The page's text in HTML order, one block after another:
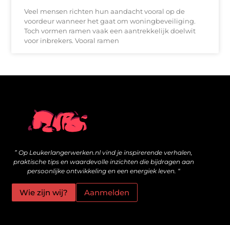
Veel mensen richten hun aandacht vooral op de
voordeur wanneer het gaat om woningbeveiliging.
Toch vormen ramen vaak een aantrekkelijk doelwit
voor inbrekers. Vooral ramen
” Op Leukerlangerwerken.nl vind je inspirerende verhalen,
praktische tips en waardevolle inzichten die bijdragen aan
persoonlijke ontwikkeling en een energiek leven. “
Wie zijn wij? Aanmelden